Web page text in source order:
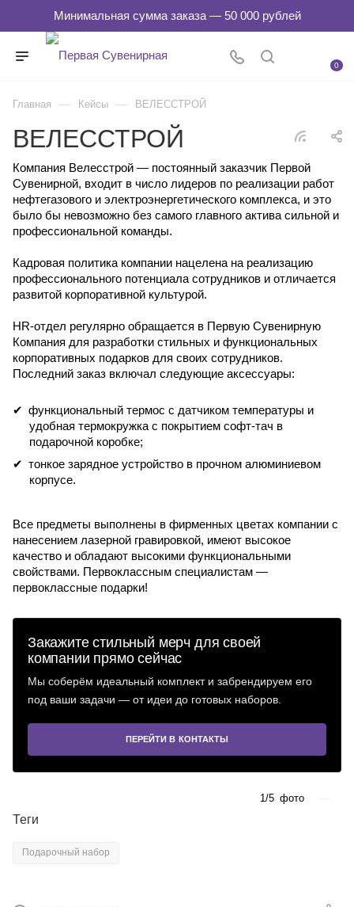
0
Главная — Кейсы — ВЕЛЕССТРОЙ
ВЕЛЕССТРОЙ
Компания Велесстрой — постоянный заказчик Первой
Сувенирной, входит в число лидеров по реализации работ
нефтегазового и электроэнергетического комплекса, и это
было бы невозможно без самого главного актива сильной и
профессиональной команды.
Кадровая политика компании нацелена на реализацию
профессионального потенциала сотрудников и отличается
развитой корпоративной культурой.
HR-отдел регулярно обращается в Первую Сувенирную
Компания для разработки стильных и функциональных
корпоративных подарков для своих сотрудников.
Последний заказ включал следующие аксессуары:
функциональный термос с датчиком температуры и
удобная термокружка с покрытием софт-тач в
подарочной коробке;
тонкое зарядное устройство в прочном алюминиевом
корпусе.
Все предметы выполнены в фирменных цветах компании с
нанесением лазерной гравировкой, имеют высокое
качество и обладают высокими функциональными
свойствами. Первоклассным специалистам —
первоклассные подарки!
Закажите стильный мерч для своей
компании прямо сейчас
Мы соберём идеальный комплект и забрендируем его
под ваши задачи — от идеи до готовых наборов.
ПЕРЕЙТИ В КОНТАКТЫ
1/5 фото
Теги
Подарочный набор